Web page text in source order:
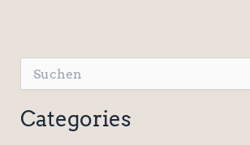
u
c
h
Categories